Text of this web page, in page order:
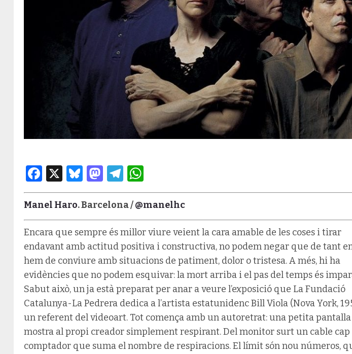
Facebook
X Bluesky
Mastodon
Telegram
Manel Haro. Barcelona /@manelhc
Encara que sempre és millor viure veient la cara amable de les coses i tirar
endavant amb actitud positiva i constructiva, no podem negar que de tant
hem de conviure amb situacions de patiment, dolor o tristesa. A més, hi ha
evidències que no podem esquivar: la mort arriba i el pas del temps és
Sabut això, un ja està preparat per anar a veure l’exposició que La Fundació
Catalunya-La Pedrera dedica a l’artista estatunidenc Bill Viola (Nova York,
un referent del videoart. Tot comença amb un autoretrat: una petita pantalla
mostra al propi creador simplement respirant. Del monitor surt un cable cap
comptador que suma el nombre de respiracions. El límit són nou números,